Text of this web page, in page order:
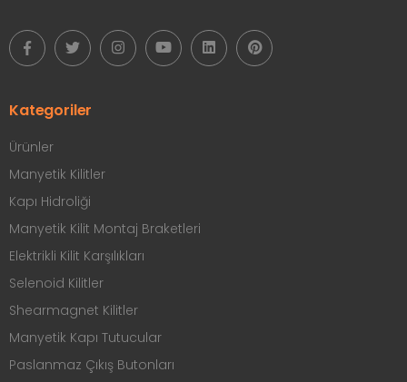
Kategoriler
Ürünler
Manyetik Kilitler
Kapı Hidroliği
Manyetik Kilit Montaj Braketleri
Elektrikli Kilit Karşılıkları
Selenoid Kilitler
Shearmagnet Kilitler
Manyetik Kapı Tutucular
Paslanmaz Çıkış Butonları